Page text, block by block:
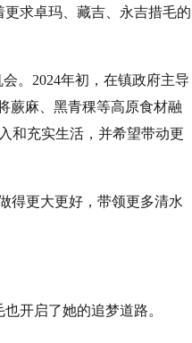
求卓玛、藏吉、永吉措毛的
。2024年初，在镇政府主导
蕨麻、黑青稞等高原食材融
和充实生活，并希望带动更
得更大更好，带领更多清水
开启了她的追梦道路。